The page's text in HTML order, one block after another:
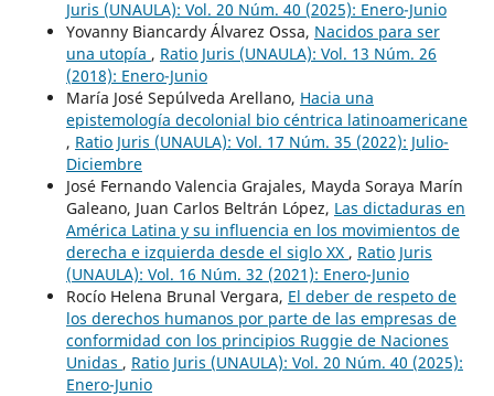
Juris (UNAULA): Vol. 20 Núm. 40 (2025): Enero-Junio
Yovanny Biancardy Álvarez Ossa, Nacidos para ser
una utopía , Ratio Juris (UNAULA): Vol. 13 Núm. 26
(2018): Enero-Junio
María José Sepúlveda Arellano, Hacia una
epistemología decolonial bio céntrica latinoamericane
, Ratio Juris (UNAULA): Vol. 17 Núm. 35 (2022): Julio-
Diciembre
José Fernando Valencia Grajales, Mayda Soraya Marín
Galeano, Juan Carlos Beltrán López, Las dictaduras en
América Latina y su influencia en los movimientos de
derecha e izquierda desde el siglo XX , Ratio Juris
(UNAULA): Vol. 16 Núm. 32 (2021): Enero-Junio
Rocío Helena Brunal Vergara, El deber de respeto de
los derechos humanos por parte de las empresas de
conformidad con los principios Ruggie de Naciones
Unidas , Ratio Juris (UNAULA): Vol. 20 Núm. 40 (2025):
Enero-Junio